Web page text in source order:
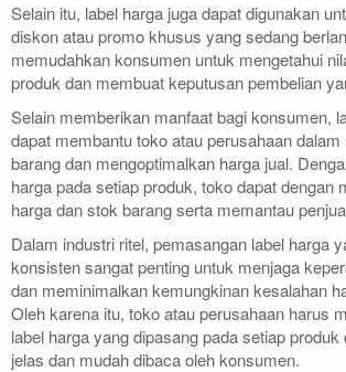
Selain itu, label harga juga dapat digunakan
diskon atau promo khusus yang sedang
memudahkan konsumen untuk mengetahui
produk dan membuat keputusan pembelian
Selain memberikan manfaat bagi konsumen,
dapat membantu toko atau perusahaan
barang dan mengoptimalkan harga jual.
harga pada setiap produk, toko dapat dengan
harga dan stok barang serta memantau
Dalam industri ritel, pemasangan label harga
konsisten sangat penting untuk menjaga
dan meminimalkan kemungkinan kesalahan
Oleh karena itu, toko atau perusahaan harus
label harga yang dipasang pada setiap
jelas dan mudah dibaca oleh konsumen.